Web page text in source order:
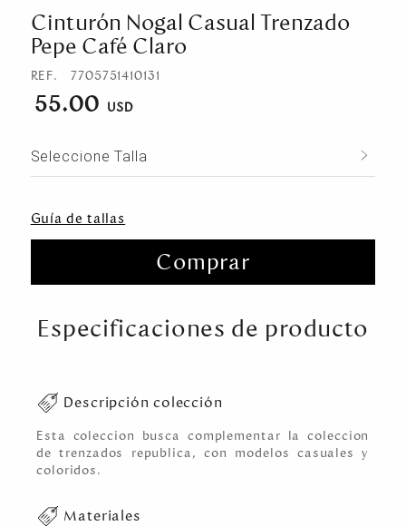
Venezuela
Cinturón Nogal Casual Trenzado
Pepe Café Claro
REF. 7705751410131
55.00
Seleccione Talla
Guía de tallas
Comprar
Especificaciones de producto
Descripción colección
Esta coleccion busca complementar la coleccion
de trenzados republica, con modelos casuales y
coloridos.
Materiales